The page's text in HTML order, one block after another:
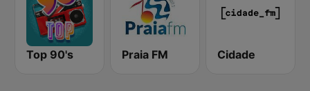
Top 90's Praia FM Cidade